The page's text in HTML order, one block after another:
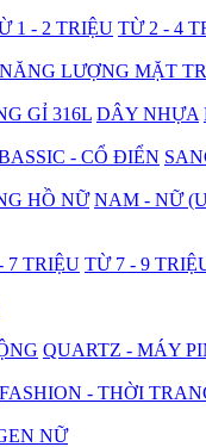
1 - 2 TRIỆU TỪ 2 - 4
NĂNG LƯỢNG MẶT
GỈ 316L DÂY NHỰA
- CỔ ĐIỂN
HỒ NỮ NAM - NỮ
7 TRIỆU TỪ 7 - 9
QUARTZ - MÁY
FASHION - THỜI
NỮ